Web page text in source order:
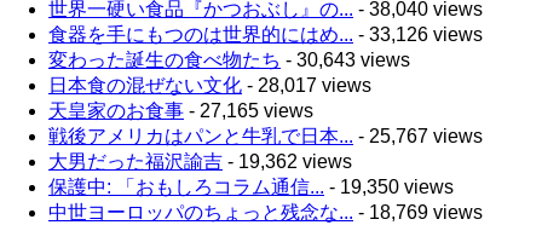
世界一硬い食品『かつおぶし』の... - 38,040 views
食器を手にもつのは世界的にはめ... - 33,126 views
変わった誕生の食べ物たち - 30,643 views
日本食の混ぜない文化 - 28,017 views
天皇家のお食事 - 27,165 views
戦後アメリカはパンと牛乳で日本... - 25,767 views
大男だった福沢諭吉 - 19,362 views
保護中: 「おもしろコラム通信... - 19,350 views
中世ヨーロッパのちょっと残念な... - 18,769 views